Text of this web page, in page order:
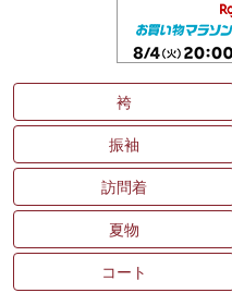
袴
振袖
訪問着
夏物
コート